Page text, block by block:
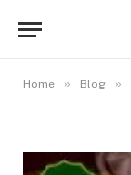
Home » Blog »